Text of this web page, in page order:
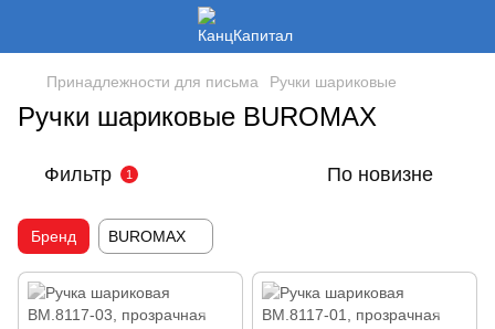
Принадлежности для письма Ручки шариковые
Ручки шариковые BUROMAX
Фильтр 1 По новизне
Бренд BUROMAX